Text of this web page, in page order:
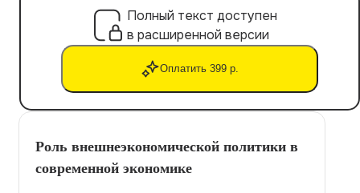
Полный текст доступен
в расширенной версии
Оплатить 399 р.
Роль внешнеэкономической политики в
современной экономике